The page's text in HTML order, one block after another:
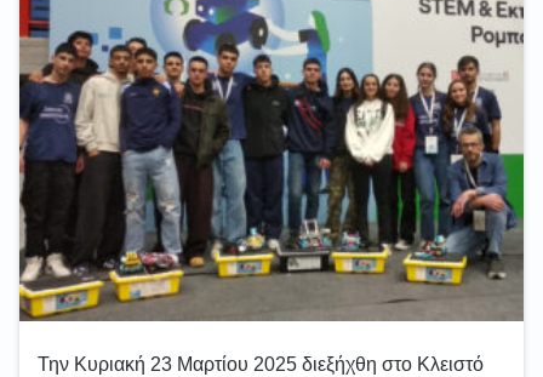
Την Κυριακή 23 Μαρτίου 2025 διεξήχθη στο Κλειστό